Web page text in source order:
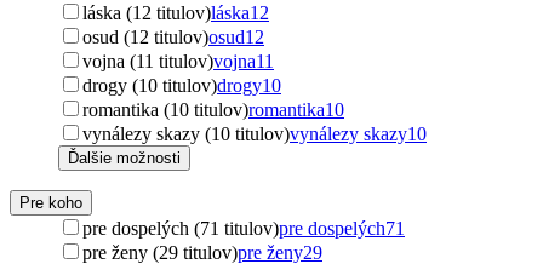
láska (12 titulov)láska12
osud (12 titulov)osud12
vojna (11 titulov)vojna11
drogy (10 titulov)drogy10
romantika (10 titulov)romantika10
vynálezy skazy (10 titulov)vynálezy skazy10
Ďalšie možnosti
Pre koho
pre dospelých (71 titulov)pre dospelých71
pre ženy (29 titulov)pre ženy29